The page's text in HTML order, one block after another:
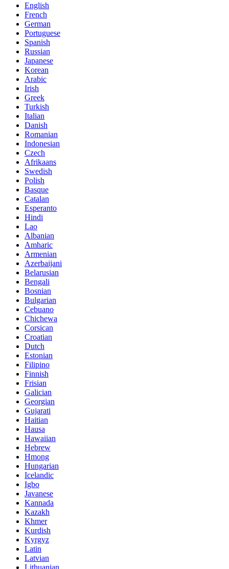
English
French
German
Portuguese
Spanish
Russian
Japanese
Korean
Arabic
Irish
Greek
Turkish
Italian
Danish
Romanian
Indonesian
Czech
Afrikaans
Swedish
Polish
Basque
Catalan
Esperanto
Hindi
Lao
Albanian
Amharic
Armenian
Azerbaijani
Belarusian
Bengali
Bosnian
Bulgarian
Cebuano
Chichewa
Corsican
Croatian
Dutch
Estonian
Filipino
Finnish
Frisian
Galician
Georgian
Gujarati
Haitian
Hausa
Hawaiian
Hebrew
Hmong
Hungarian
Icelandic
Igbo
Javanese
Kannada
Kazakh
Khmer
Kurdish
Kyrgyz
Latin
Latvian
Lithuanian